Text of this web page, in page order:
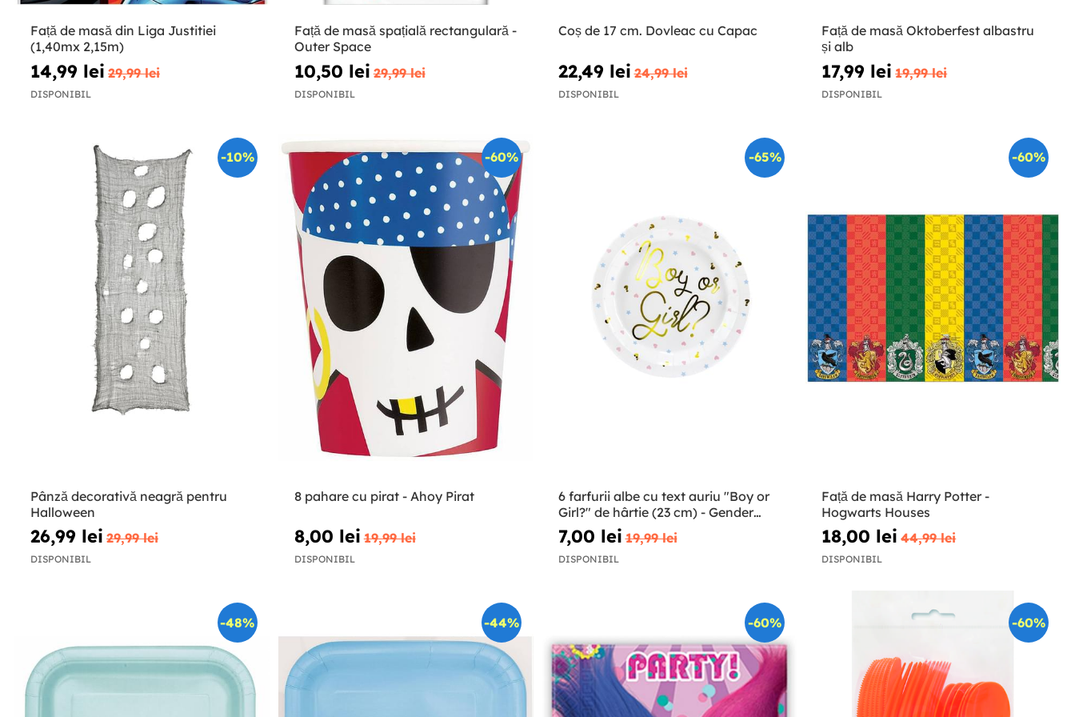
Față de masă din Liga Justitiei
(1,40mx 2,15m)
14,99 lei 29,99 lei
DISPONIBIL
Față de masă spațială rectangulară -
Outer Space
10,50 lei 29,99 lei
DISPONIBIL
Coș de 17 cm. Dovleac cu Capac
22,49 lei 24,99 lei
DISPONIBIL
Față de masă Oktoberfest albastru
și alb
17,99 lei 19,99 lei
DISPONIBIL
-10%
Pânză decorativă neagră pentru
Halloween
26,99 lei 29,99 lei
DISPONIBIL
-60%
8 pahare cu pirat - Ahoy Pirat
8,00 lei 19,99 lei
DISPONIBIL
-65%
6 farfurii albe cu text auriu "Boy or
Girl?" de hârtie (23 cm) - Gender
Reval Party
7,00 lei 19,99 lei
DISPONIBIL
-60%
Față de masă Harry Potter -
Hogwarts Houses
18,00 lei 44,99 lei
DISPONIBIL
-48% -44% -60% -60%